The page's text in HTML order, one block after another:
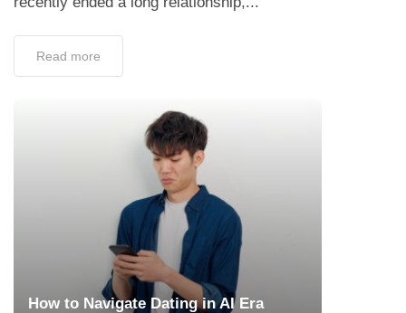
Read more
How to Navigate Dating in AI Era